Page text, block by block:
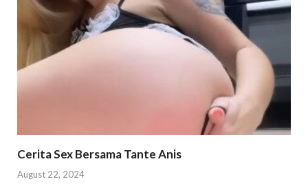
Cerita Sex Bersama Tante Anis
August 22, 2024